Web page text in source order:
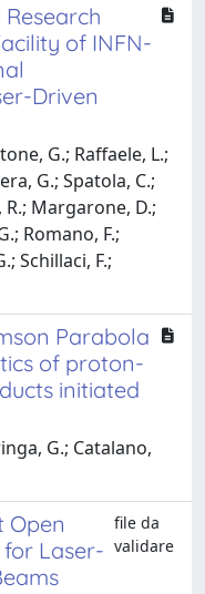
of INFN-
Driven
G.; Raffaele, L.;
G.; Spatola, C.;
R.; Margarone, D.;
Romano, F.;
Schillaci, F.;
Parabola
of proton-
initiated
G.; Catalano,
Open
Laser-
file da
validare